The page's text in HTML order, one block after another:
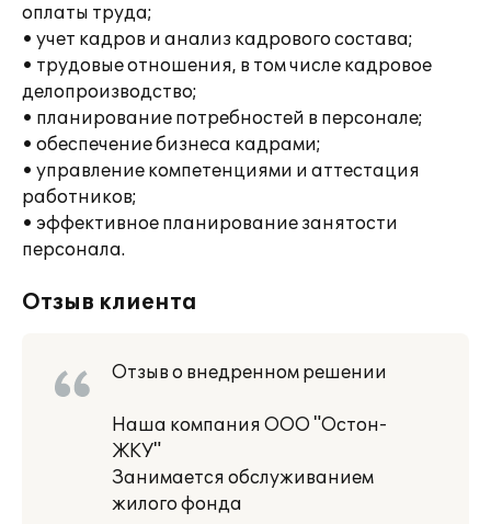
оплаты труда;
• учет кадров и анализ кадрового состава;
• трудовые отношения, в том числе кадровое
делопроизводство;
• планирование потребностей в персонале;
• обеспечение бизнеса кадрами;
• управление компетенциями и аттестация
работников;
• эффективное планирование занятости
персонала.
Отзыв клиента
Отзыв о внедренном решении
Наша компания ООО "Остон-
ЖКУ"
Занимается обслуживанием
жилого фонда